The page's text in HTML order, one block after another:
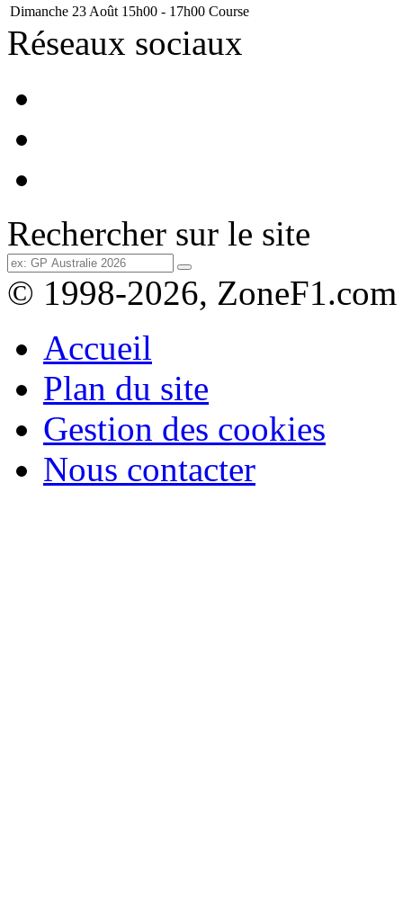
Dimanche 23 Août 15h00 - 17h00 Course
Réseaux sociaux
Rechercher sur le site
© 1998-2026, ZoneF1.com
Accueil
Plan du site
Gestion des cookies
Nous contacter